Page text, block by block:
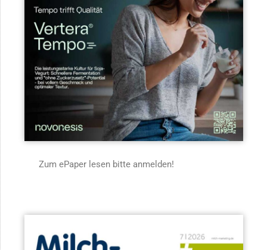
Zum ePaper lesen bitte anmelden!